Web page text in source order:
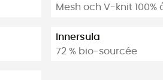
Mesh och V-knit
Innersula
72 % bio-sourcée